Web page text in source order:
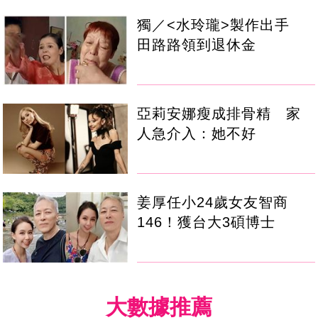
獨／<水玲瓏>製作出手
田路路領到退休金
亞莉安娜瘦成排骨精 家
人急介入：她不好
姜厚任小24歲女友智商
146！獲台大3碩博士
大數據推薦